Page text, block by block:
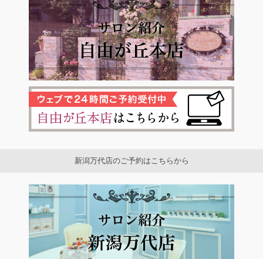
新潟万代店のご予約はこちらから